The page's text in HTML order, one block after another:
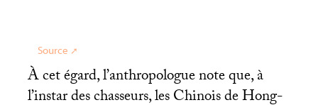
Source
À cet égard, l’anthropologue note que, à
l’instar des chasseurs, les Chinois de Hong-